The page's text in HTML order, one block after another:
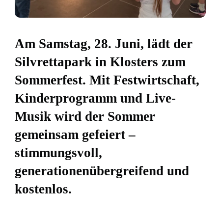
Am Samstag, 28. Juni, lädt der
Silvrettapark in Klosters zum
Sommerfest. Mit Festwirtschaft,
Kinderprogramm und Live-
Musik wird der Sommer
gemeinsam gefeiert –
stimmungsvoll,
generationenübergreifend und
kostenlos.